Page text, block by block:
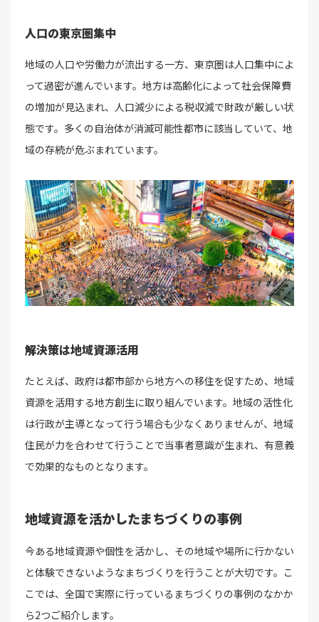
人口の東京圏集中
地域の人口や労働力が流出する一方、東京圏は人口集中によ
って過密が進んでいます。地方は高齢化によって社会保障費
の増加が見込まれ、人口減少による税収減で財政が厳しい状
態です。多くの自治体が消滅可能性都市に該当していて、地
域の存続が危ぶまれています。
解決策は地域資源活用
たとえば、政府は都市部から地方への移住を促すため、地域
資源を活用する地方創生に取り組んでいます。地域の活性化
は行政が主導となって行う場合も少なくありませんが、地域
住民が力を合わせて行うことで当事者意識が生まれ、有意義
で効果的なものとなります。
地域資源を活かしたまちづくりの事例
今ある地域資源や個性を活かし、その地域や場所に行かない
と体験できないようなまちづくりを行うことが大切です。こ
こでは、全国で実際に行っているまちづくりの事例のなかか
ら2つご紹介します。